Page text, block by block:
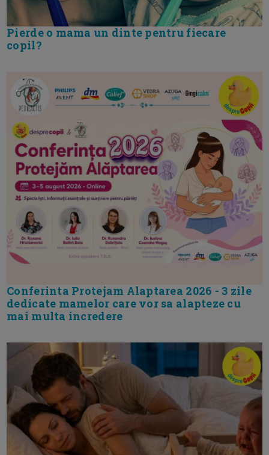
Pierde o mama un dinte pentru fiecare
copil?
Conferinta Protejam Alaptarea 2026 - 3 zile
dedicate mamelor care vor sa alapteze cu
mai multa incredere